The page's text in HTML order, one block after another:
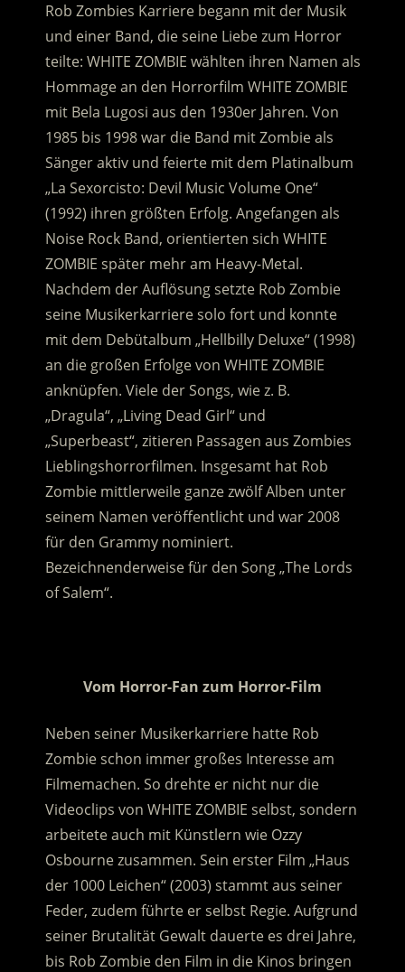
Rob Zombies Karriere begann mit der Musik
und einer Band, die seine Liebe zum Horror
teilte: WHITE ZOMBIE wählten ihren Namen als
Hommage an den Horrorfilm WHITE ZOMBIE
mit Bela Lugosi aus den 1930er Jahren. Von
1985 bis 1998 war die Band mit Zombie als
Sänger aktiv und feierte mit dem Platinalbum
„La Sexorcisto: Devil Music Volume One“
(1992) ihren größten Erfolg. Angefangen als
Noise Rock Band, orientierten sich WHITE
ZOMBIE später mehr am Heavy-Metal.
Nachdem der Auflösung setzte Rob Zombie
seine Musikerkarriere solo fort und konnte
mit dem Debütalbum „Hellbilly Deluxe“ (1998)
an die großen Erfolge von WHITE ZOMBIE
anknüpfen. Viele der Songs, wie z. B.
„Dragula“, „Living Dead Girl“ und
„Superbeast“, zitieren Passagen aus Zombies
Lieblingshorrorfilmen. Insgesamt hat Rob
Zombie mittlerweile ganze zwölf Alben unter
seinem Namen veröffentlicht und war 2008
für den Grammy nominiert.
Bezeichnenderweise für den Song „The Lords
of Salem“.
Vom Horror-Fan zum Horror-Film
Neben seiner Musikerkarriere hatte Rob
Zombie schon immer großes Interesse am
Filmemachen. So drehte er nicht nur die
Videoclips von WHITE ZOMBIE selbst, sondern
arbeitete auch mit Künstlern wie Ozzy
Osbourne zusammen. Sein erster Film „Haus
der 1000 Leichen“ (2003) stammt aus seiner
Feder, zudem führte er selbst Regie. Aufgrund
seiner Brutalität Gewalt dauerte es drei Jahre,
bis Rob Zombie den Film in die Kinos bringen